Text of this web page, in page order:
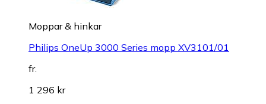
Moppar & hinkar
Philips OneUp 3000 Series mopp XV3101/01
fr.
1 296 kr